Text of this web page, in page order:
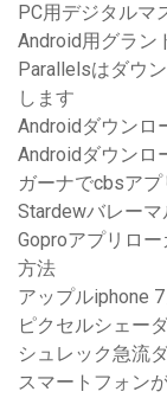
PC用デジタルマ
Android用グラン
Parallelsはダウ
します
Androidダウンロ
Androidダウンロ
ガーナでcbsア
Stardewバレー
Goproアプリロ
方法
アップルiphone
ピクセルシェー
シュレック急流
スマートフォン